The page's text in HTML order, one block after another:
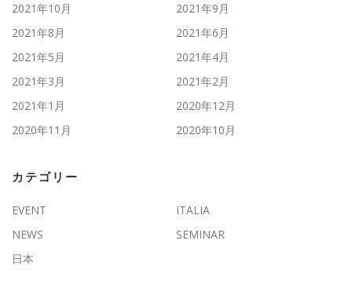
2021年10月
2021年9月
2021年8月
2021年6月
2021年5月
2021年4月
2021年3月
2021年2月
2021年1月
2020年12月
2020年11月
2020年10月
カテゴリー
EVENT
ITALIA
NEWS
SEMINAR
日本